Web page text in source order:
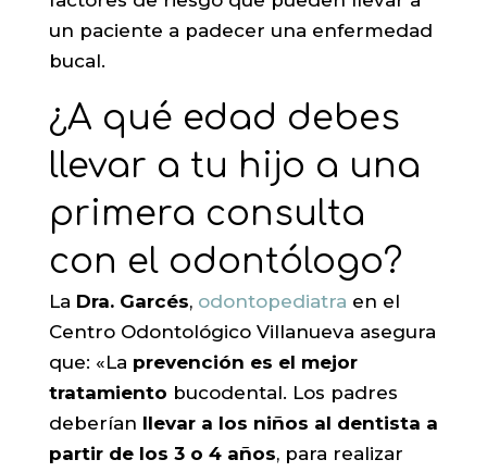
un paciente a padecer una enfermedad
bucal.
¿A qué edad debes
llevar a tu hijo a una
primera consulta
con el odontólogo?
La Dra. Garcés, odontopediatra en el
Centro Odontológico Villanueva asegura
que: «La prevención es el mejor
tratamiento bucodental. Los padres
deberían llevar a los niños al dentista a
partir de los 3 o 4 años, para realizar